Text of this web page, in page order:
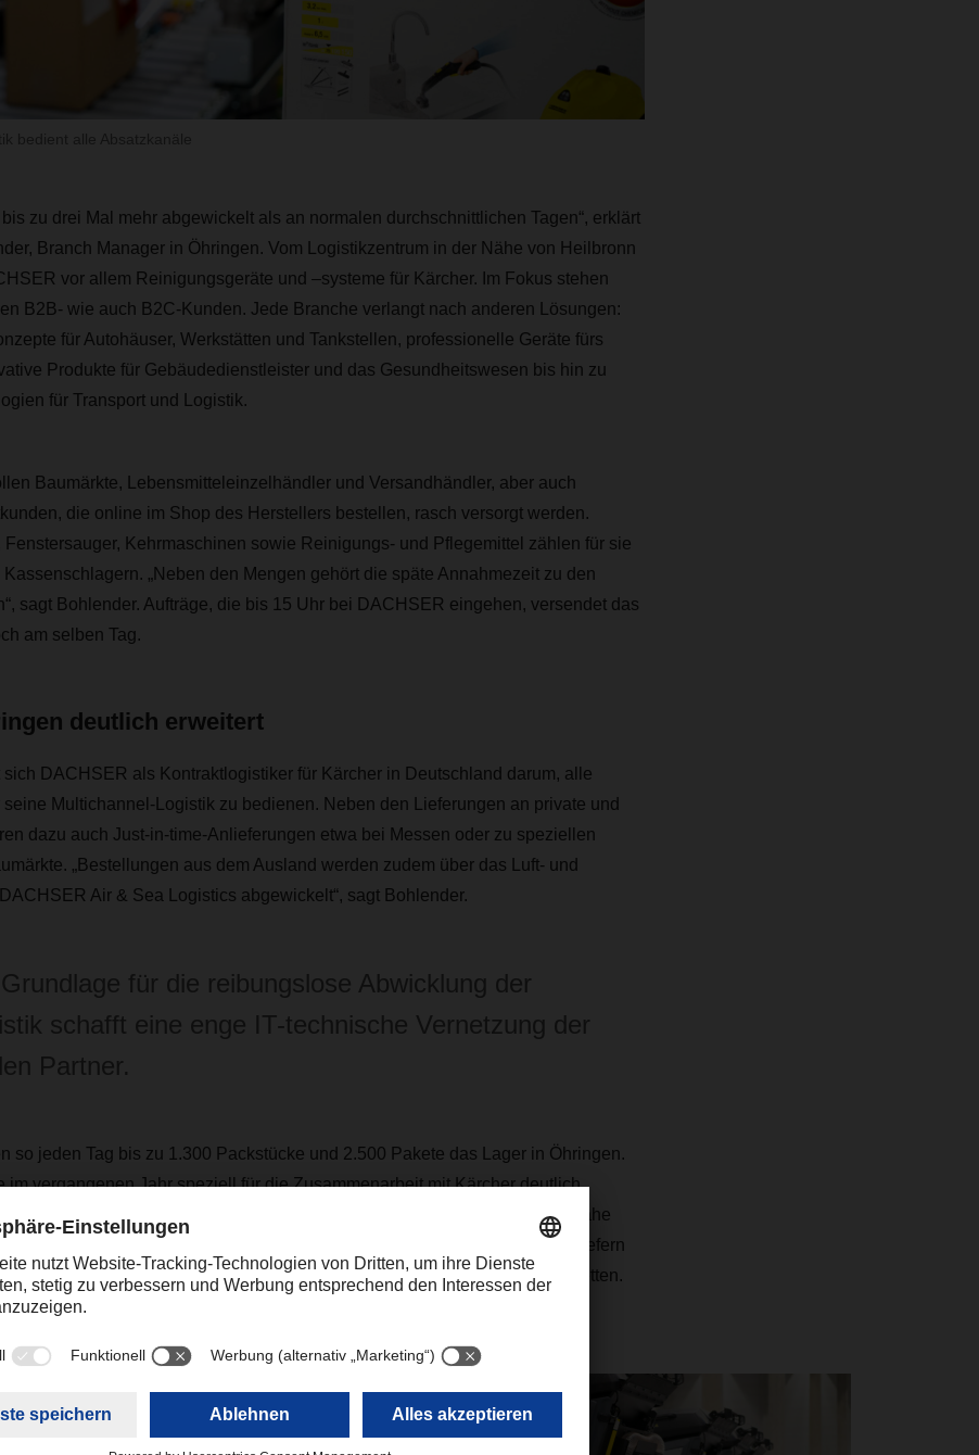
zu drei Mal mehr abgewickelt als an normalen durchschnittlichen Tagen“, erklärt
Branch Manager in Öhringen. Vom Logistikzentrum in der Nähe von Heilbronn
vor allem Reinigungsgeräte und –systeme für Kärcher. Im Fokus stehen
B2B- wie auch B2C-Kunden. Jede Branche verlangt nach anderen Lösungen:
für Autohäuser, Werkstätten und Tankstellen, professionelle Geräte fürs
Produkte für Gebäudedienstleister und das Gesundheitswesen bis hin zu
für Transport und Logistik.
Baumärkte, Lebensmitteleinzelhändler und Versandhändler, aber auch
die online im Shop des Herstellers bestellen, rasch versorgt werden.
Fenstersauger, Kehrmaschinen sowie Reinigungs- und Pflegemittel zählen für sie
„Neben den Mengen gehört die späte Annahmezeit zu den
sagt Bohlender. Aufträge, die bis 15 Uhr bei DACHSER eingehen, versendet das
am selben Tag.
deutlich erweitert
sich DACHSER als Kontraktlogistiker für Kärcher in Deutschland darum, alle
Multichannel-Logistik zu bedienen. Neben den Lieferungen an private und
dazu auch Just-in-time-Anlieferungen etwa bei Messen oder zu speziellen
„Bestellungen aus dem Ausland werden zudem über das Luft- und
Air & Sea Logistics abgewickelt“, sagt Bohlender.
für die reibungslose Abwicklung der
schafft eine enge IT-technische Vernetzung der
Partner.
so jeden Tag bis zu 1.300 Packstücke und 2.500 Pakete das Lager in Öhringen.
im vergangenen Jahr speziell für die Zusammenarbeit mit Kärcher deutlich
ist das Distributionszentrum nicht nur eng an die Kärcher-Produktion im nahe
angebunden, auch die verschiedenen Produktionsstätten in Europa liefern
in Öhringen an. Das Logistikzentrum bietet heute Platz für rund 19.500 Paletten.
Fläche nutzt Kärcher.
der IT-Systeme
in Öhringen werden